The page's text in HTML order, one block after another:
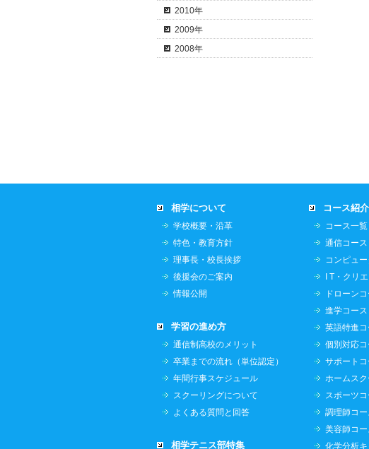
2010年
2009年
2008年
相学について
学校概要・沿革
特色・教育方針
理事長・校長挨拶
後援会のご案内
情報公開
学習の進め方
通信制高校のメリット
卒業までの流れ（単位認定）
年間行事スケジュール
スクーリングについて
よくある質問と回答
相学テニス部特集
コース紹介
コース一覧
通信コース
コンピュ
I T・クリ
ドローン
進学コース
英語特進コ
個別対応コ
サポートコ
ホームス
スポーツコ
調理師コー
美容師コー
化学分析